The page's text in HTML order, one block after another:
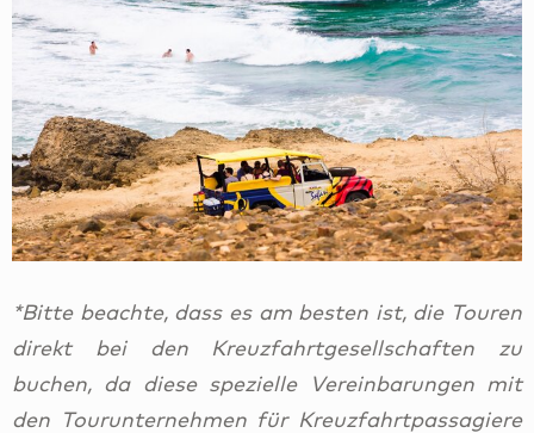
*Bitte beachte, dass es am besten ist, die Touren
direkt bei den Kreuzfahrtgesellschaften zu
buchen, da diese spezielle Vereinbarungen mit
den Tourunternehmen für Kreuzfahrtpassagiere